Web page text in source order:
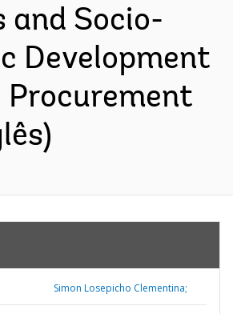
and Socio-
Development
Procurement
Simon Losepicho Clementina;